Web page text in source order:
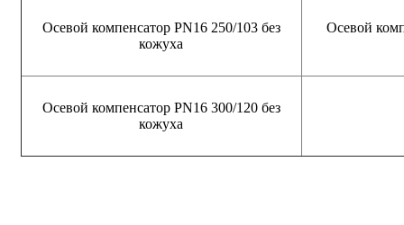
Осевой компенсатор PN16 250/103 без
кожуха
Осевой
Осевой компенсатор PN16 300/120 без
кожуха